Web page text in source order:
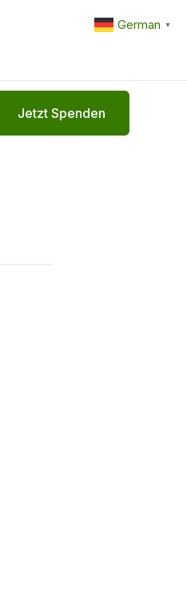
Jetzt Spenden
German ▼